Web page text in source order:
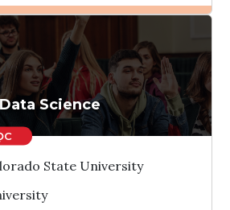
Ghi danh
Tham vấn Interlink
Data Science
State University